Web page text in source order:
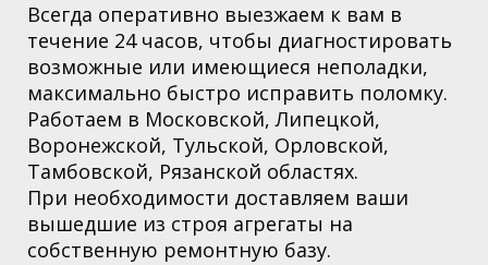
Всегда оперативно выезжаем к вам в
течение 24 часов, чтобы диагностировать
возможные или имеющиеся неполадки,
максимально быстро исправить поломку.
Работаем в Московской,Липецкой,
Воронежской, Тульской, Орловской,
Тамбовской, Рязанской областях.
При необходимости доставляем ваши
вышедшие из строя агрегаты на
собственную ремонтную базу.